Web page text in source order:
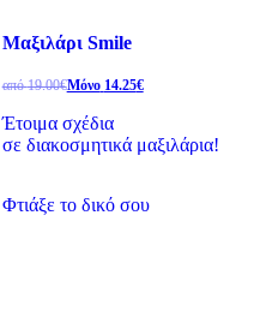
Μαξιλάρι Smile
από 19.00€Μόνο 14.25€
Έτοιμα σχέδια
σε διακοσμητικά μαξιλάρια!
Φτιάξε το δικό σου